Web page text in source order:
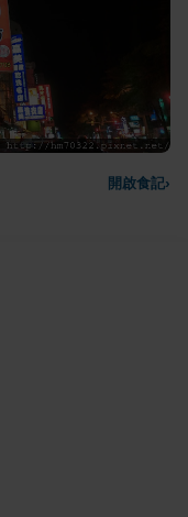
開啟食記›